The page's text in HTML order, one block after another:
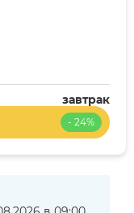
завтрак
- 24%